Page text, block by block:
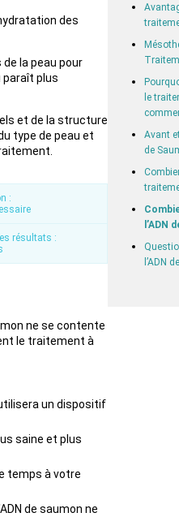
des
la peau pour
paraît plus
et de la structure
type de peau et
:
résultats :
ne se contente
le traitement à
un dispositif
saine et plus
temps à votre
de saumon ne
le
Avant
de
l’ADN
l’ADN